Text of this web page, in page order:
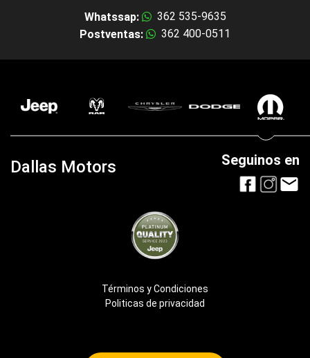
Whatssap:
362 535-9635
Postventas:
362 400-0511
Dallas Motors Seguinos en
Términos y Condiciones
Politicas de privacidad